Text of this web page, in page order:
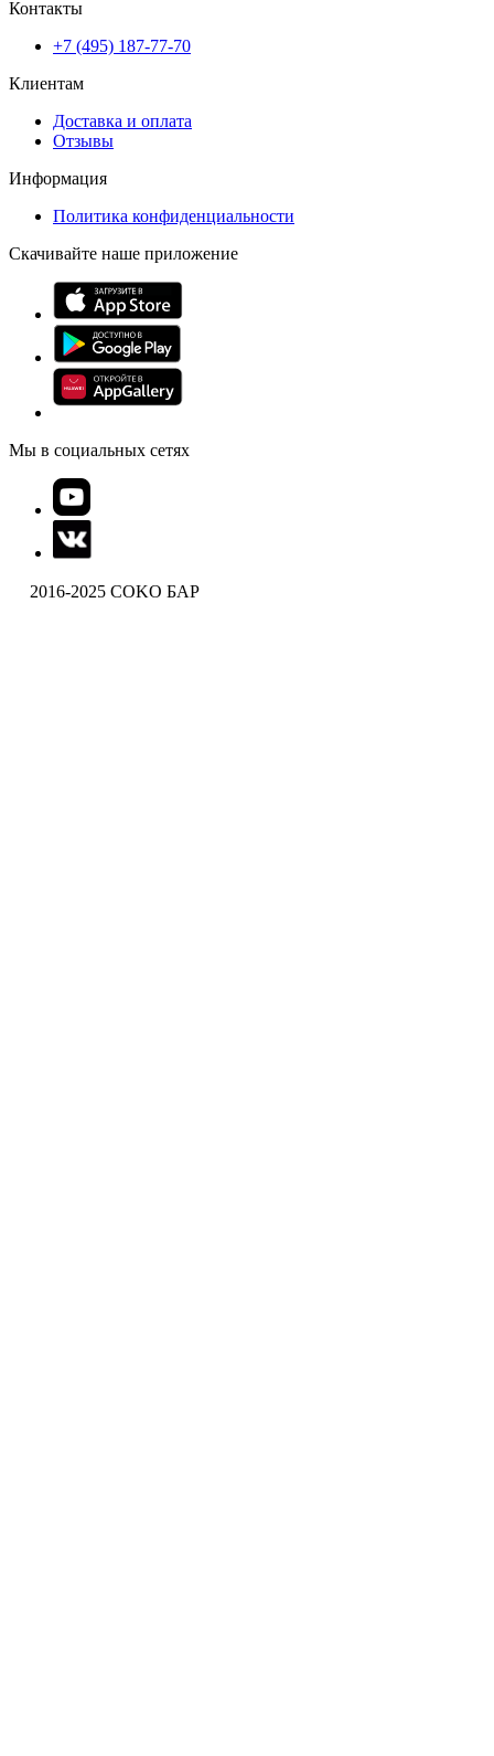
Контакты
+7 (495) 187-77-70
Клиентам
Доставка и оплата
Отзывы
Информация
Политика конфиденциальности
Скачивайте наше приложение
Мы в социальных сетях
2016-2025 COKO БАР